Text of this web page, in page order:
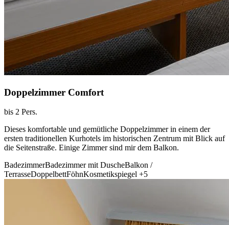
Doppelzimmer Comfort
bis 2 Pers.
Dieses komfortable und gemütliche Doppelzimmer in einem der
ersten traditionellen Kurhotels im historischen Zentrum mit Blick auf
die Seitenstraße. Einige Zimmer sind mir dem Balkon.
BadezimmerBadezimmer mit DuscheBalkon /
TerrasseDoppelbettFöhnKosmetikspiegel +5